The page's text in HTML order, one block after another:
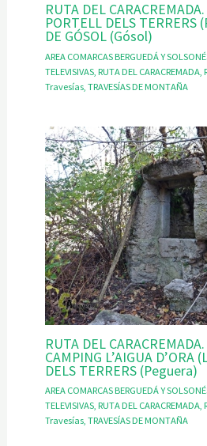
RUTA DEL
PORTELL DELS TERRERS
DE GÓSOL (Gósol)
AREA COMARCAS BERGUEDÁ Y
TELEVISIVAS, RUTA DEL CARACREMADA,
Travesías, TRAVESÍAS DE MONTAÑA
RUTA DEL
CAMPING L’AIGUA D’ORA
DELS TERRERS (Peguera)
AREA COMARCAS BERGUEDÁ Y
TELEVISIVAS, RUTA DEL CARACREMADA,
Travesías, TRAVESÍAS DE MONTAÑA